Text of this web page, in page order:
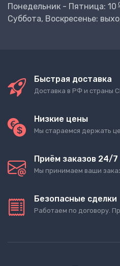
Понедельник - Пятница: 10
Суббота, Воскресенье:
Быстрая доставка
Доставка в РФ и страны
Низкие цены
Мы стараемся держать
Приём заказов 24/7
Мы принимаем ваши
Безопасные сделки
Работаем по договору.